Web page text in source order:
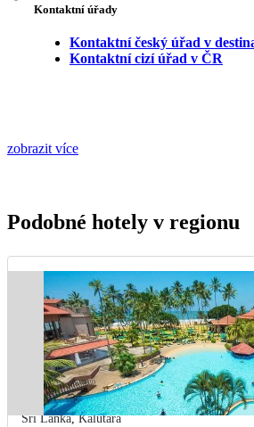
Kontaktní úřady
Kontaktní český úřad v
Kontaktní cizí úřad v ČR
zobrazit více
Podobné hotely v regionu
Srí Lanka,Kalutara